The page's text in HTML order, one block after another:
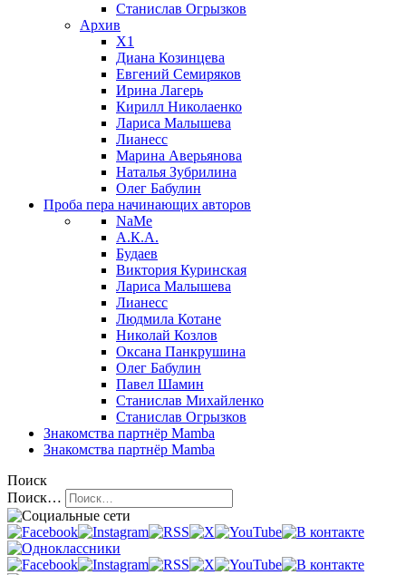
Станислав Огрызков
Архив
X1
Диана Козинцева
Евгений Семиряков
Ирина Лагерь
Кирилл Николаенко
Лариса Малышева
Лианесс
Марина Аверьянова
Наталья Зубрилина
Олег Бабулин
Проба пера начинающих авторов
NaMe
А.К.А.
Будаев
Виктория Куринская
Лариса Малышева
Лианесс
Людмила Котане
Николай Козлов
Оксана Панкрушина
Олег Бабулин
Павел Шамин
Станислав Михайленко
Станислав Огрызков
Знакомства партнёр Mamba
Знакомства партнёр Mamba
Поиск
Поиск…